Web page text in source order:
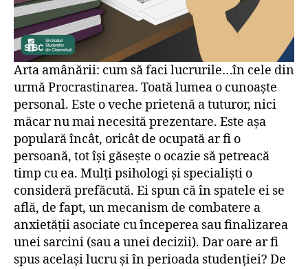
Arta amânării: cum să faci lucrurile…în cele din
urmă Procrastinarea. Toată lumea o cunoaște
personal. Este o veche prietenă a tuturor, nici
măcar nu mai necesită prezentare. Este așa
populară încât, oricât de ocupată ar fi o
persoană, tot își găsește o ocazie să petreacă
timp cu ea. Mulți psihologi și specialiști o
consideră prefăcută. Ei spun că în spatele ei se
află, de fapt, un mecanism de combatere a
anxietății asociate cu începerea sau finalizarea
unei sarcini (sau a unei decizii). Dar oare ar fi
spus același lucru și în perioada studenției? De